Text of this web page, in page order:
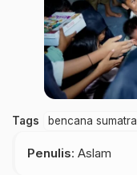
Tags bencana sumatra
Penulis: Aslam